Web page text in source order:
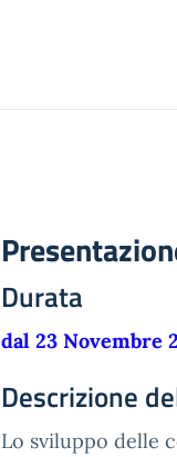
Durata
dal 23 Novembre
Descrizione
Lo sviluppo delle